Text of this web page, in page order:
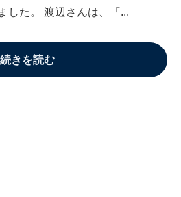
した。 渡辺さんは、「...
続きを読む